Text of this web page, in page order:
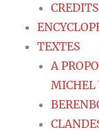
CREDITS
TEXTES
A
MICHEL